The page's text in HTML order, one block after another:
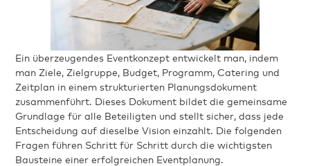
Ein überzeugendes Eventkonzept entwickelt man, indem
man Ziele, Zielgruppe, Budget, Programm, Catering und
Zeitplan in einem strukturierten Planungsdokument
zusammenführt. Dieses Dokument bildet die gemeinsame
Grundlage für alle Beteiligten und stellt sicher, dass jede
Entscheidung auf dieselbe Vision einzahlt. Die folgenden
Fragen führen Schritt für Schritt durch die wichtigsten
Bausteine einer erfolgreichen Eventplanung.